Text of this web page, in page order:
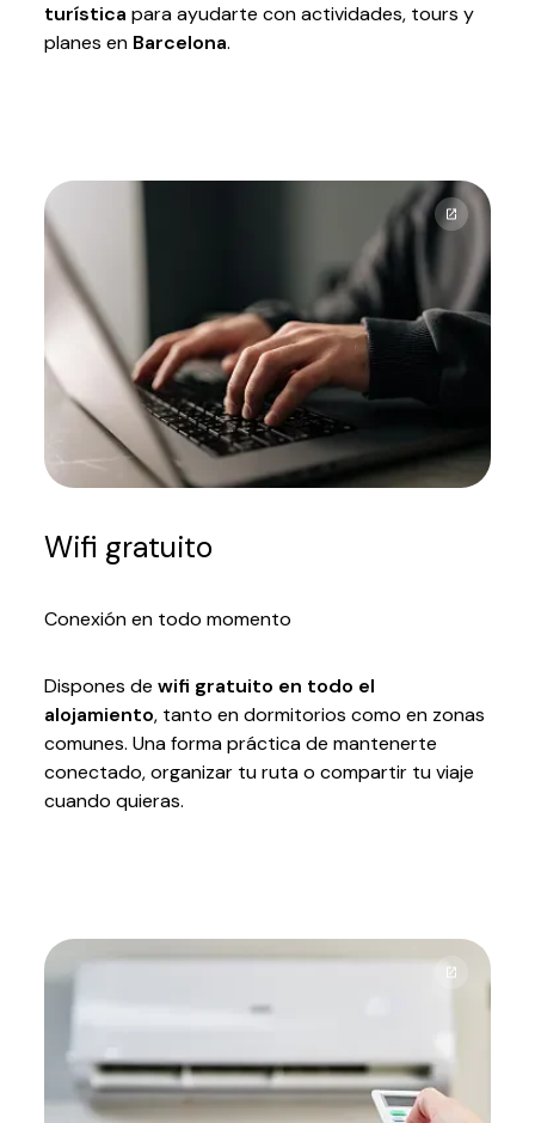
turística para ayudarte con actividades, tours y
planes en Barcelona.
Wifi gratuito
Conexión en todo momento
Dispones de wifi gratuito en todo el
alojamiento, tanto en dormitorios como en zonas
comunes. Una forma práctica de mantenerte
conectado, organizar tu ruta o compartir tu viaje
cuando quieras.